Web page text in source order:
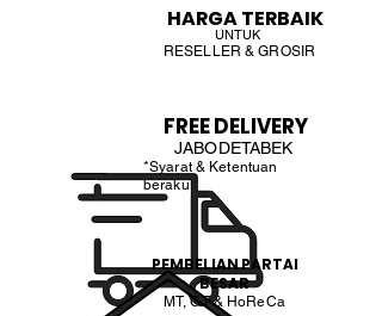
HARGA TERBAIK
UNTUK
RESELLER & GROSIR
JABODETABEK
FREE DELIVERY
*Syarat & Ketentuan
beraku
PEMBELIAN PARTAI
BESAR
MT, GT & HoReCa